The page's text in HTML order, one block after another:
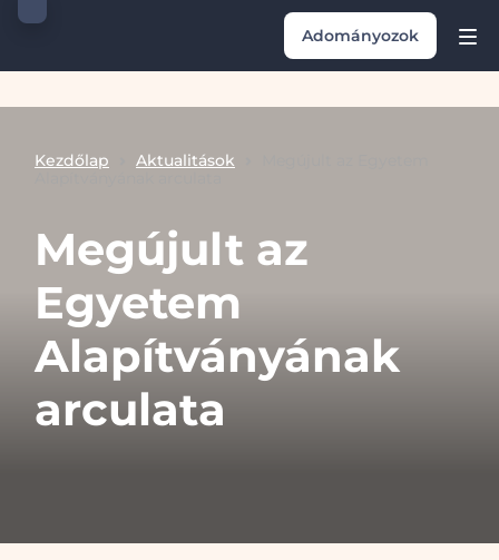
Adományozok
Kezdőlap Aktualitások
Megújult az
Egyetem
Alapítványának
arculata